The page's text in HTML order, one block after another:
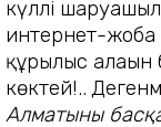
күллі
интернет-жоба
құрылыс
көктей!..
Алматыны